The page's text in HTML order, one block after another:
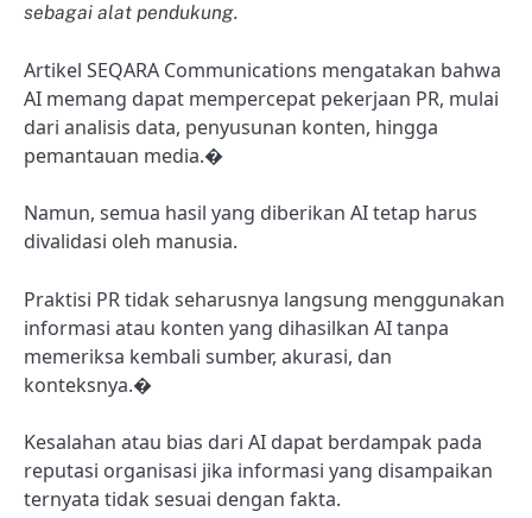
sebagai alat pendukung.
Artikel SEQARA Communications mengatakan bahwa
AI memang dapat mempercepat pekerjaan PR, mulai
dari analisis data, penyusunan konten, hingga
pemantauan media.�
Namun, semua hasil yang diberikan AI tetap harus
divalidasi oleh manusia.
Praktisi PR tidak seharusnya langsung menggunakan
informasi atau konten yang dihasilkan AI tanpa
memeriksa kembali sumber, akurasi, dan
konteksnya.�
Kesalahan atau bias dari AI dapat berdampak pada
reputasi organisasi jika informasi yang disampaikan
ternyata tidak sesuai dengan fakta.